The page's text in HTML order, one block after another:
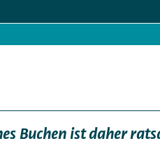
Buchen ist daher